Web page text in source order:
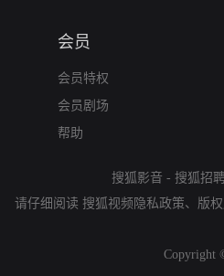
会员
会员特权
会员剧场
帮助
搜狐影音 - 搜狐招
请仔细阅读 搜狐视频隐私政策、 版
Copyright